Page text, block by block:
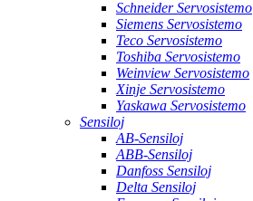
Schneider Servosistemo
Siemens Servosistemo
Teco Servosistemo
Toshiba Servosistemo
Weinview Servosistemo
Xinje Servosistemo
Yaskawa Servosistemo
Sensiloj
AB-Sensiloj
ABB-Sensiloj
Danfoss Sensiloj
Delta Sensiloj